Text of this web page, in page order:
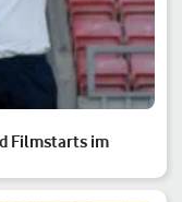
Filmstarts im